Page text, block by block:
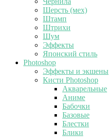
Шерсть (мех)
Штамп
Штрихи
Шум
Эффекты
Японский стиль
Photoshop
Эффекты и экшены
Кисти Photoshop
Акварельные
Аниме
Бабочки
Базовые
Блестки
Блики